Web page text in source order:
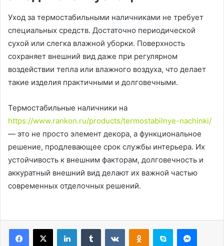
Уход за термостабильными наличниками не требует
специальных средств. Достаточно периодической
сухой или слегка влажной уборки. Поверхность
сохраняет внешний вид даже при регулярном
воздействии тепла или влажного воздуха, что делает
такие изделия практичными и долговечными.
Термостабильные наличники на
https://www.rankon.ru/products/termostabilnye-nachinki/
— это не просто элемент декора, а функциональное
решение, продлевающее срок службы интерьера. Их
устойчивость к внешним факторам, долговечность и
аккуратный внешний вид делают их важной частью
современных отделочных решений.
LinkedInTumblr ВконтактеОдноклассники
Skype